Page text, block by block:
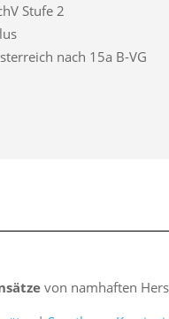
Stufe 2
nach 15a B-VG
von namhaften